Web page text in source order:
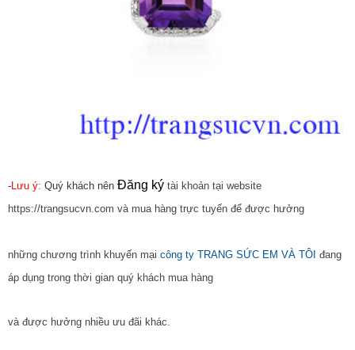
-Lưu ý: Quý khách nên Đăng ký tài khoản tại website
https://trangsucvn.com và mua hàng trực tuyến để được hưởng
những chương trình khuyến mại công ty TRANG SỨC EM VÀ TÔI đang
áp dụng trong thời gian quý khách mua hàng
và được hưởng nhiều ưu đãi khác.